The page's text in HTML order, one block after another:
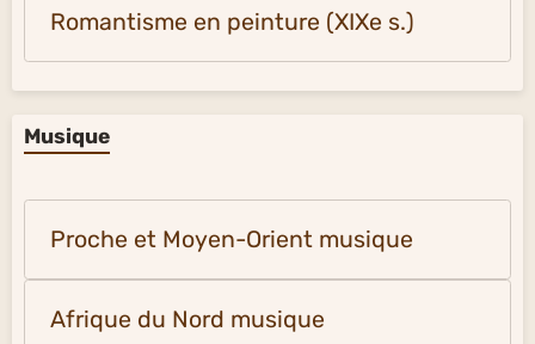
Romantisme en peinture (XIXe s.)
Musique
Proche et Moyen-Orient musique
Afrique du Nord musique